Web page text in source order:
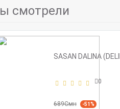
смотрели
SASAN DALINA
0
689Смн -51%